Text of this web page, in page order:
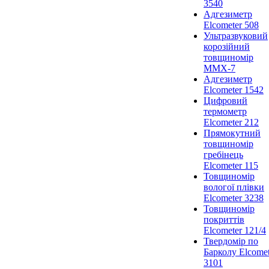
3540
Адгезиметр
Elcometer 508
Ультразвуковий
корозійний
товщиномір
ММХ-7
Адгезиметр
Elcometer 1542
Цифровий
термометр
Elcometer 212
Прямокутний
товщиномір
гребінець
Elcometer 115
Товщиномір
вологої плівки
Elcometer 3238
Товщиномір
покриттів
Elcometer 121/4
Твердомір по
Барколу
3101